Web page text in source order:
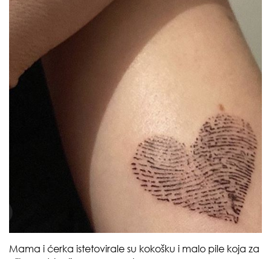
Mama i ćerka istetovirale su kokošku i malo pile koja za